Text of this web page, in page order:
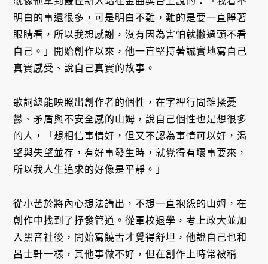
明白的事還很多，可是明白不難，難的是要一直睜著
眼睛看，所以我想感謝，沒有因為害怕就撇過頭不看
自己。」開始創作以來，他一直堅持著誠實地寫自己
真實感受、說自己真實的故事。
歌詞總能映照出創作者的個性，在字裡行間雜揉憂
鬱、矛盾與不安全感的山姆，說自己個性也是想很多
的人，「想相信事情好，但又不認為事情可以好，渴
望與失望並存，有好事發生時，就覺得有壞事要來，
所以我人生追求的好像是平靜。」
從小苦於將內心想法講出，不想一直抱怨的山姆，在
創作中找到了抒發管道。從軍校退學，考上政大並加
入黑音社後，開始寫饒舌才覺得舒坦，他說自己也和
呂士軒一樣，其他事做不好，但在創作上時常被稱